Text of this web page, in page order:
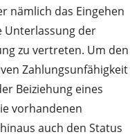
nämlich das Eingehen
Unterlassung der
zu vertreten. Um den
Zahlungsunfähigkeit
Beiziehung eines
vorhandenen
auch den Status